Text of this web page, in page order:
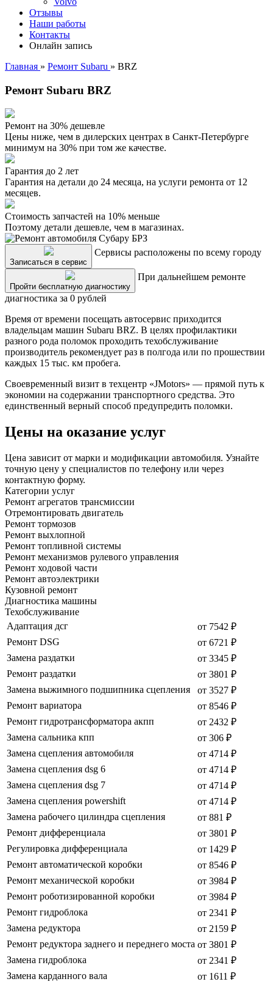
Отзывы
Наши работы
Контакты
Онлайн запись
Главная » Ремонт Subaru » BRZ
Ремонт Subaru BRZ
Ремонт на 30% дешевле
Цены ниже, чем в дилерских центрах в Санкт-Петербурге
минимум на 30% при том же качестве.
Гарантия до 2 лет
Гарантия на детали до 24 месяца, на услуги ремонта от 12
месяцев.
Стоимость запчастей на 10% меньше
Поэтому детали дешевле, чем в магазинах.
Записаться в сервис
Сервисы расположены по всему городу
Пройти бесплатную диагностику
При дальнейшем ремонте
диагностика за 0 рублей
Время от времени посещать автосервис приходится
владельцам машин Subaru BRZ. В целях профилактики
разного рода поломок проходить техобслуживание
производитель рекомендует раз в полгода или по прошествии
каждых 15 тыс. км пробега.
Своевременный визит в техцентр «JMotors» — прямой путь к
экономии на содержании транспортного средства. Это
единственный верный способ предупредить поломки.
Цены на оказание услуг
Цена зависит от марки и модификации автомобиля. Узнайте
точную цену у специалистов по телефону или через
контактную форму.
Категории услуг
Ремонт агрегатов трансмиссии
Отремонтировать двигатель
Ремонт тормозов
Ремонт выхлопной
Ремонт топливной системы
Ремонт механизмов рулевого управления
Ремонт ходовой части
Ремонт автоэлектрики
Кузовной ремонт
Диагностика машины
Техобслуживание
Адаптация дсг
от 7542 ₽
Ремонт DSG
от 6721 ₽
Замена раздатки
от 3345 ₽
Ремонт раздатки
от 3801 ₽
Замена выжимного подшипника сцепления
от 3527 ₽
Ремонт вариатора
от 8546 ₽
Ремонт гидротрансформатора акпп
от 2432 ₽
Замена сальника кпп
от 306 ₽
Замена сцепления автомобиля
от 4714 ₽
Замена сцепления dsg 6
от 4714 ₽
Замена сцепления dsg 7
от 4714 ₽
Замена сцепления powershift
от 4714 ₽
Замена рабочего цилиндра сцепления
от 881 ₽
Ремонт дифференциала
от 3801 ₽
Регулировка дифференциала
от 1429 ₽
Ремонт автоматической коробки
от 8546 ₽
Ремонт механической коробки
от 3984 ₽
Ремонт роботизированной коробки
от 3984 ₽
Ремонт гидроблока
от 2341 ₽
Замена редуктора
от 2159 ₽
Ремонт редуктора заднего и переднего моста от 3801 ₽
Замена гидроблока
от 2341 ₽
Замена карданного вала
от 1611 ₽